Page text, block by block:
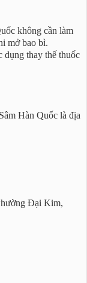
không cần làm
mở bao bì.
dụng thay thế thuốc
Hàn Quốc là địa
Đại Kim,